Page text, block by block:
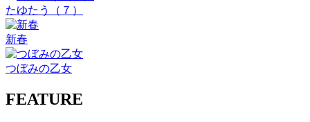
たゆたう（７）
新春
つぼみの乙女
FEATURE